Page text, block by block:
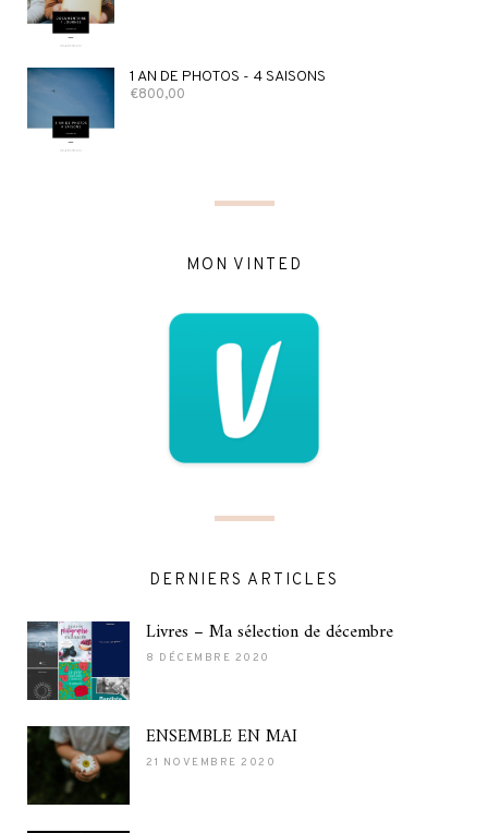
1 AN DE PHOTOS - 4 SAISONS
€800,00
MON VINTED
DERNIERS ARTICLES
Livres – Ma sélection de décembre
8 DÉCEMBRE 2020
ENSEMBLE EN MAI
21 NOVEMBRE 2020